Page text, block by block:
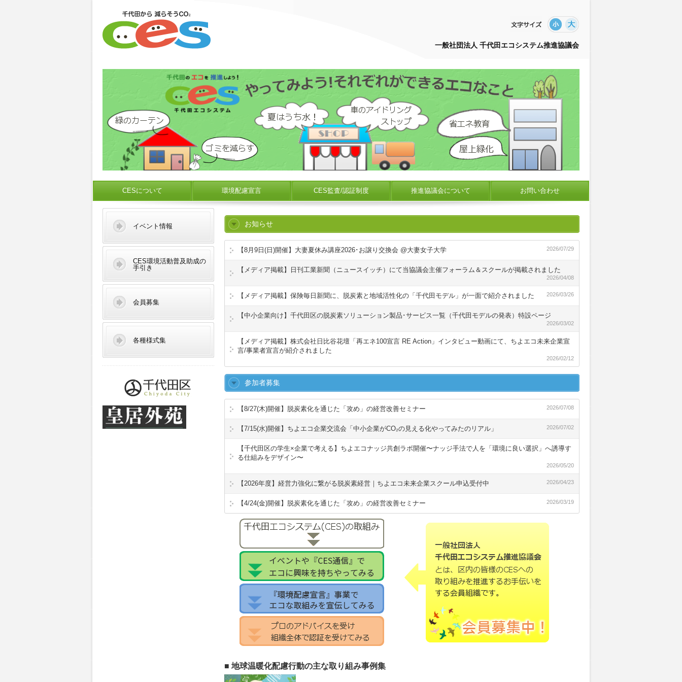
一般社団法人 千代田エコシステム推進協議会
CESについて 環境配慮宣言 CES監査/認証制度 推進協議会について お問い合わせ
お知らせ
【8月9日(日)開催】大妻夏休み講座2026･お譲り交換会 @大妻女子大学 2026/07/29
【メディア掲載】日刊工業新聞（ニュースイッチ）にて当協議会主催フォーラム＆スクールが掲載されました
2026/04/08
【メディア掲載】保険毎日新聞に、脱炭素と地域活性化の「千代田モデル」が一面で紹介されました 2026/03/26
【中小企業向け】千代田区の脱炭素ソリューション製品･サービス一覧（千代田モデルの発表）特設ページ
2026/03/02
【メディア掲載】株式会社日比谷花壇「再エネ100宣言 RE Action」インタビュー動画にて、ちよエコ未来企業宣
言/事業者宣言が紹介されました
2026/02/12
参加者募集
【8/27(木)開催】脱炭素化を通じた「攻め」の経営改善セミナー 2026/07/08
【7/15(水)開催】ちよエコ企業交流会「中小企業がCO₂の見える化やってみたのリアル」 2026/07/02
【千代田区の学生×企業で考える】ちよエコナッジ共創ラボ開催〜ナッジ手法で人を「環境に良い選択」へ誘導す
る仕組みをデザイン〜
2026/05/20
【2026年度】経営力強化に繋がる脱炭素経営｜ちよエコ未来企業スクール申込受付中 2026/04/23
【4/24(金)開催】脱炭素化を通じた「攻め」の経営改善セミナー 2026/03/19
■ 地球温暖化配慮行動の主な取り組み事例集
イベント情報
CES環境活動普及助成の
手引き
会員募集
各種様式集